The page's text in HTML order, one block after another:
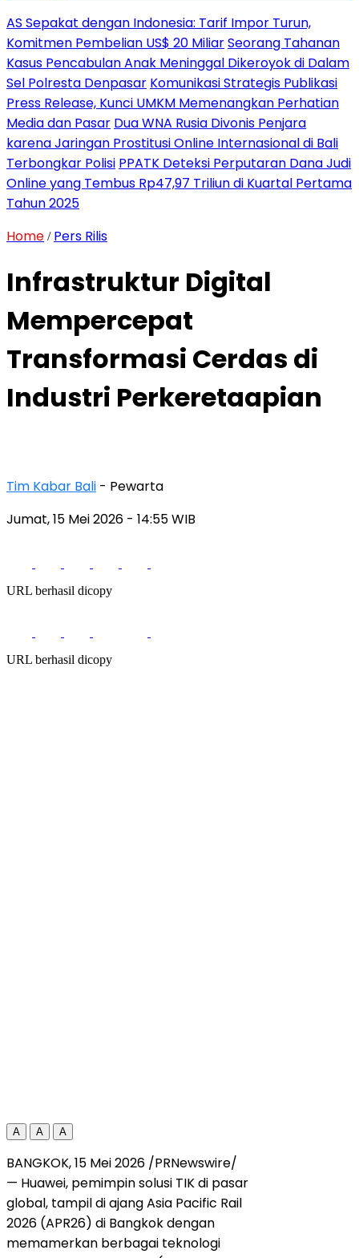
AS Sepakat dengan Indonesia: Tarif Impor Turun,
Komitmen Pembelian US$ 20 MiliarSeorang Tahanan
Kasus Pencabulan Anak Meninggal Dikeroyok di Dalam
Sel Polresta Denpasar Komunikasi Strategis Publikasi
Press Release, Kunci UMKM Memenangkan Perhatian
Media dan Pasar Dua WNA Rusia Divonis Penjara
karena Jaringan Prostitusi Online Internasional di Bali
Terbongkar Polisi PPATK Deteksi Perputaran Dana Judi
Online yang Tembus Rp47,97 Triliun di Kuartal Pertama
Tahun 2025
Home / Pers Rilis
Infrastruktur Digital
Mempercepat
Transformasi Cerdas di
Industri Perkeretaapian
Tim Kabar Bali - Pewarta
Jumat, 15 Mei 2026 - 14:55 WIB
URL berhasil dicopy
URL berhasil dicopy
A A A
BANGKOK, 15 Mei 2026 /PRNewswire/
— Huawei, pemimpin solusi TIK di pasar
global, tampil di ajang Asia Pacific Rail
2026 (APR26) di Bangkok dengan
memamerkan berbagai teknologi